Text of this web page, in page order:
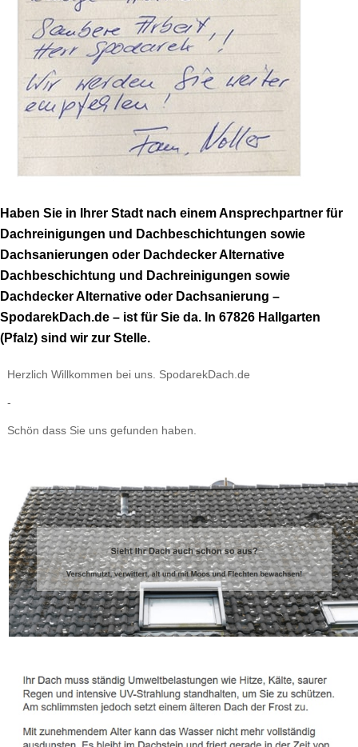
Haben Sie in Ihrer Stadt nach einem Ansprechpartner für
Dachreinigungen und Dachbeschichtungen sowie
Dachsanierungen oder Dachdecker Alternative
Dachbeschichtung und Dachreinigungen sowie
Dachdecker Alternative oder Dachsanierung –
SpodarekDach.de – ist für Sie da. In 67826 Hallgarten
(Pfalz) sind wir zur Stelle.
Herzlich Willkommen bei uns. SpodarekDach.de
-
Schön dass Sie uns gefunden haben.